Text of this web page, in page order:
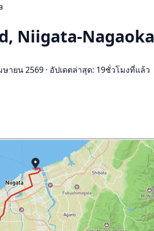
Niigata-Nagaoka
ษายน 2569 · อัปเดตล่าสุด: 19ชั่วโมงที่แล้ว